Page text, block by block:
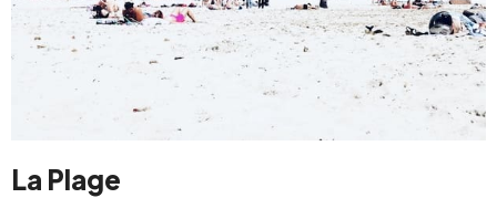
La Plage